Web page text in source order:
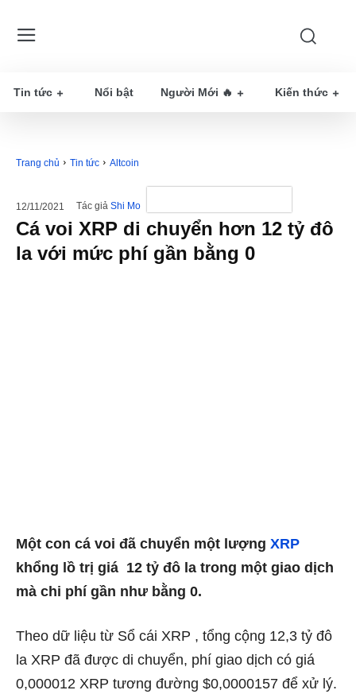
Tin tức Nổi bật Người Mới 🔥 Kiến thức
Trang chủ Tin tức Altcoin
12/11/2021 Tác giả Shi Mo
Cá voi XRP di chuyển hơn 12 tỷ đô
la với mức phí gần bằng 0
Một con cá voi đã chuyển một lượng XRP
khổng lồ trị giá 12 tỷ đô la trong một giao dịch
mà chi phí gần như bằng 0.
Theo dữ liệu từ Sổ cái XRP , tổng cộng 12,3 tỷ đô
la XRP đã được di chuyển, phí giao dịch có giá
0,000012 XRP tương đường $0,0000157 để xử lý.